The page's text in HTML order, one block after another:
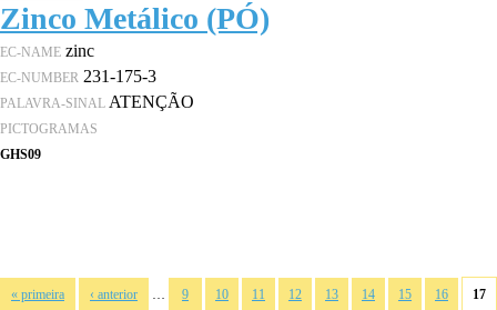
Zinco Metálico (PÓ)
EC-NAME zinc
EC-NUMBER 231-175-3
PALAVRA-SINAL ATENÇÃO
PICTOGRAMAS
GHS09
« primeira ‹ anterior 9 10 11 12 13 14 15 16 17